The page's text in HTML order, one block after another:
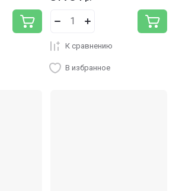
К сравнению
В избранное